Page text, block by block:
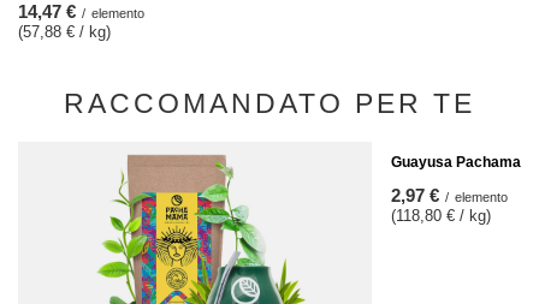
14,47 € / elemento
(57,88 € / kg)
RACCOMANDATO PER TE
Guayusa
2,97 € / elemento
(118,80 € / kg)